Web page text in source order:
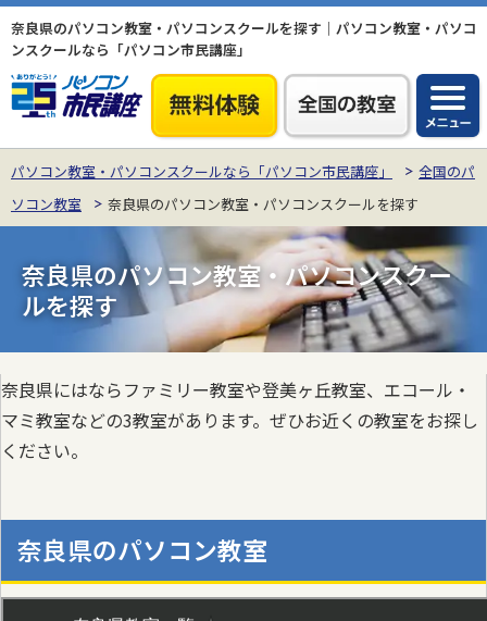
奈良県のパソコン教室・パソコンスクールを探す｜パソコン教室・パソコ
ンスクールなら「パソコン市民講座」
パソコン教室・パソコンスクールなら「パソコン市民講座」
全国のパ
ソコン教室
奈良県のパソコン教室・パソコンスクールを探す
奈良県のパソコン教室・パソコンスクー
ルを探す
奈良県にはならファミリー教室や登美ヶ丘教室、エコール・
マミ教室などの3教室があります。ぜひお近くの教室をお探し
ください。
奈良県のパソコン教室